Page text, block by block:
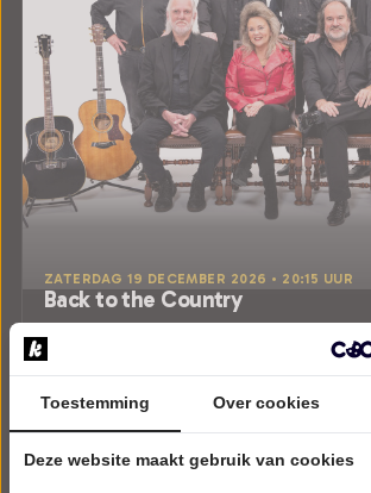
ZATERDAG 19 DECEMBER 2026 • 20:15 UUR
Back to the Country
Back to the Country - Part Sixteen
POPULAIRE MUZIEK
Uitverkocht
Toestemming Over cookies
Deze website maakt gebruik van cookies